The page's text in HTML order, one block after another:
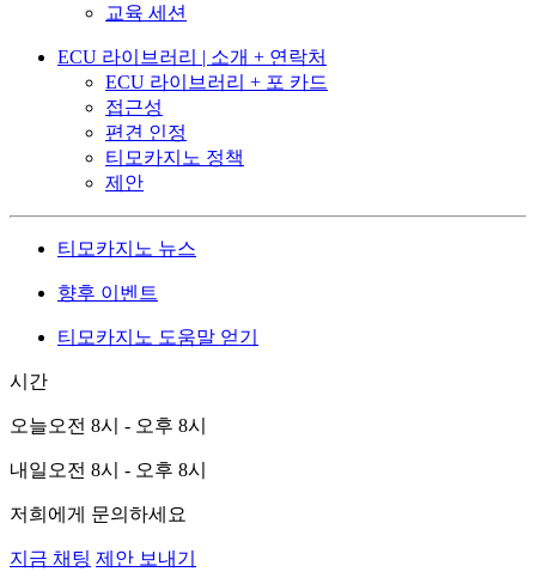
교육 세션
ECU 라이브러리 | 소개 + 연락처
ECU 라이브러리 + 포 카드
접근성
편견 인정
티모카지노 정책
제안
티모카지노 뉴스
향후 이벤트
티모카지노 도움말 얻기
시간
오늘오전 8시 - 오후 8시
내일 오전 8시 - 오후 8시
저희에게 문의하세요
지금 채팅 제안 보내기